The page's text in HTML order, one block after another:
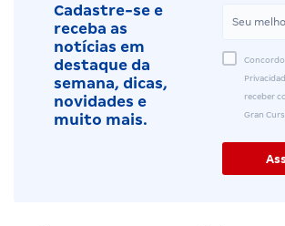
Cadastre-se e
receba as
notícias em
destaque da
semana, dicas,
novidades e
muito mais.
Concordo
receber
Gran